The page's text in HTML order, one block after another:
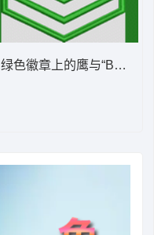
绿色徽章上的鹰与“BOY”字